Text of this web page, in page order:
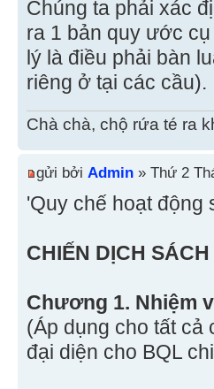
Chúng ta phải xác
ra 1 bản quy ước
lý là điều phải bàn
riêng ở tại các cầu).
Chà chà, chộ rứa té ra
gửi bởi Admin » Thứ 2
'Quy chế hoạt động
CHIẾN DỊCH
Chương 1. Nhiệm
(Áp dụng cho tất cả
đại diện cho BQL